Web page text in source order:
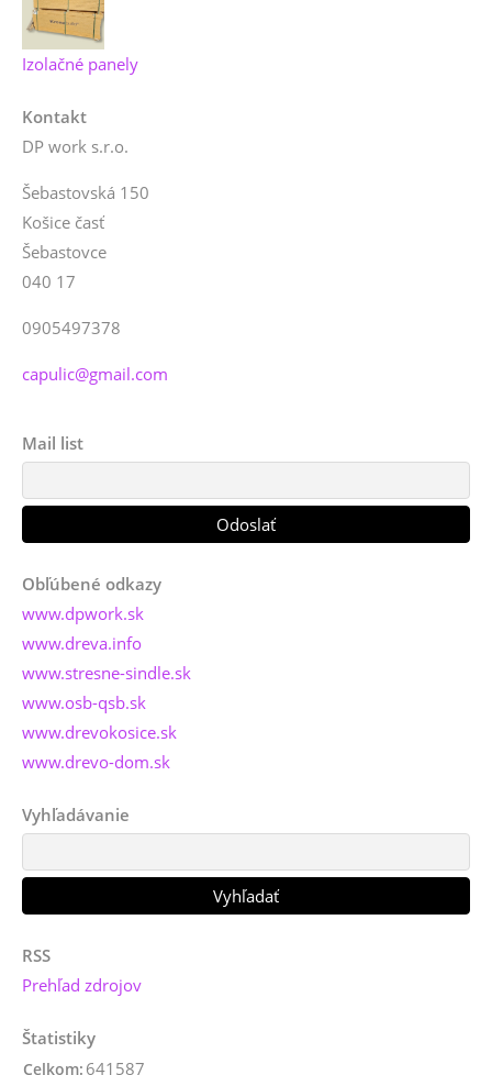
Izolačné panely
Kontakt
DP work s.r.o.
Šebastovská 150
Košice časť
Šebastovce
040 17
0905497378
capulic@gmail.com
Mail list
Obľúbené odkazy
www.dpwork.sk
www.dreva.info
www.stresne-sindle.sk
www.osb-qsb.sk
www.drevokosice.sk
www.drevo-dom.sk
Vyhľadávanie
RSS
Prehľad zdrojov
Štatistiky
Celkom: 641587